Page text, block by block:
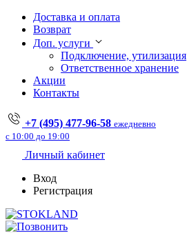
Доставка и оплата
Возврат
Доп. услуги
Подключение, утилизация
Ответственное хранение
Акции
Контакты
+7 (495) 477-96-58 ежедневно
с 10:00 до 19:00
Личный кабинет
Вход
Регистрация